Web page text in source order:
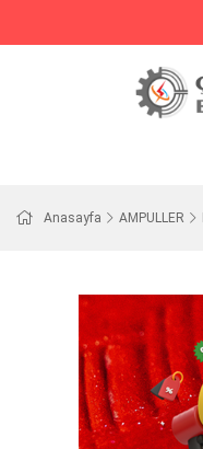
Anasayfa AMPULLER